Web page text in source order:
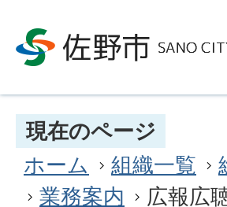
現在のページ
ホーム
組織一覧
業務案内
広報広